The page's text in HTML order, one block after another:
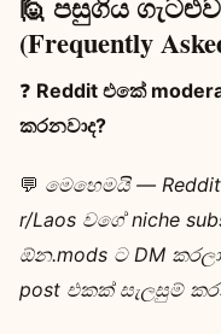
(Frequently
❓ Reddit එකේ
කරනවාද?
💬 මෙහෙමයි —
r/Laos වගේ niche
ඕන.mods ට DM
post එකක් සැලසුම්